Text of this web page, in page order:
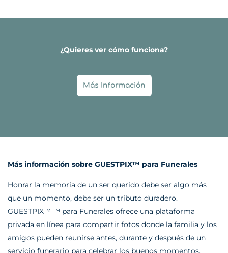
¿Quieres ver cómo funciona?
Más Información
Más información sobre GUESTPIX™ para Funerales
Honrar la memoria de un ser querido debe ser algo más
que un momento, debe ser un tributo duradero.
GUESTPIX™ ™ para Funerales ofrece una plataforma
privada en línea para compartir fotos donde la familia y los
amigos pueden reunirse antes, durante y después de un
servicio funerario para celebrar los buenos momentos.